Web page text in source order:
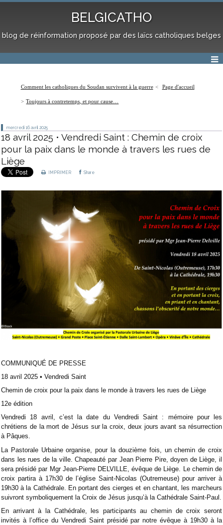
BELGICATHO
blog de réinformation proposé par des laïcs catholiques belges
Comment les catholiques du Soudan survivent à la guerre Page d'accueil
Toujours à contretemps, et pour cause…
mercredi 16 avril 2025
18 avril 2025 • Vendredi Saint : Chemin de croix
pour la paix dans le monde à travers les rues de
Liège
IMPRIMER Share
COMMUNIQUÉ DE PRESSE
18 avril 2025 • Vendredi Saint
Chemin de croix pour la paix dans le monde à travers les rues de Liège
12e édition
Vendredi 18 avril, c’est la date du Vendredi Saint : mémoire pour les
chrétiens de la mort de Jésus sur la croix, deux jours avant sa résurrection
à Pâques.
La Pastorale Urbaine organise, pour la douzième fois, un chemin de croix
dans les rues de la ville. Chapeauté par Jean Pierre Pire, doyen de Liège, il
sera présidé par Mgr Jean-Pierre DELVILLE, évêque de Liège. Le chemin de
croix partira à 17h30 de l’église Saint-Nicolas (Outremeuse) pour arriver à
19h30 à la Cathédrale. En portant des cierges et en chantant, les marcheurs
suivront symboliquement la Croix de Jésus jusqu’à la Cathédrale Saint-Paul.
En arrivant à la Cathédrale, les participants au chemin de croix seront
invités à l’office du Vendredi Saint présidépar notre évêque à 19h30 à la